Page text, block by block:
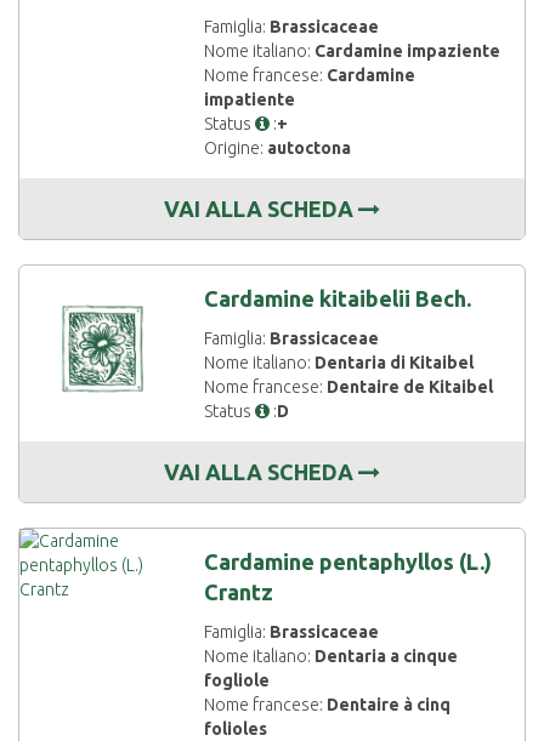
Famiglia: Brassicaceae
Nome italiano: Cardamine impaziente
Nome francese: Cardamine
impatiente
Status
:+
Origine: autoctona
VAI ALLA SCHEDA
Cardamine kitaibelii Bech.
Famiglia: Brassicaceae
Nome italiano: Dentaria di Kitaibel
Nome francese: Dentaire de Kitaibel
Status
:D
VAI ALLA SCHEDA
Cardamine pentaphyllos (L.)
Crantz
Famiglia: Brassicaceae
Nome italiano: Dentaria a cinque
fogliole
Nome francese: Dentaire à cinq
folioles